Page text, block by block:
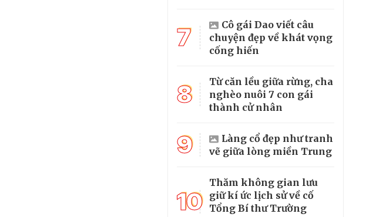
7
Cô gái Dao viết câu
chuyện đẹp về khát vọng
cống hiến
8
Từ căn lều giữa rừng, cha
nghèo nuôi 7 con gái
thành cử nhân
9
Làng cổ đẹp như tranh
vẽ giữa lòng miền Trung
10
Thăm không gian lưu
giữ kí ức lịch sử về cố
Tổng Bí thư Trường